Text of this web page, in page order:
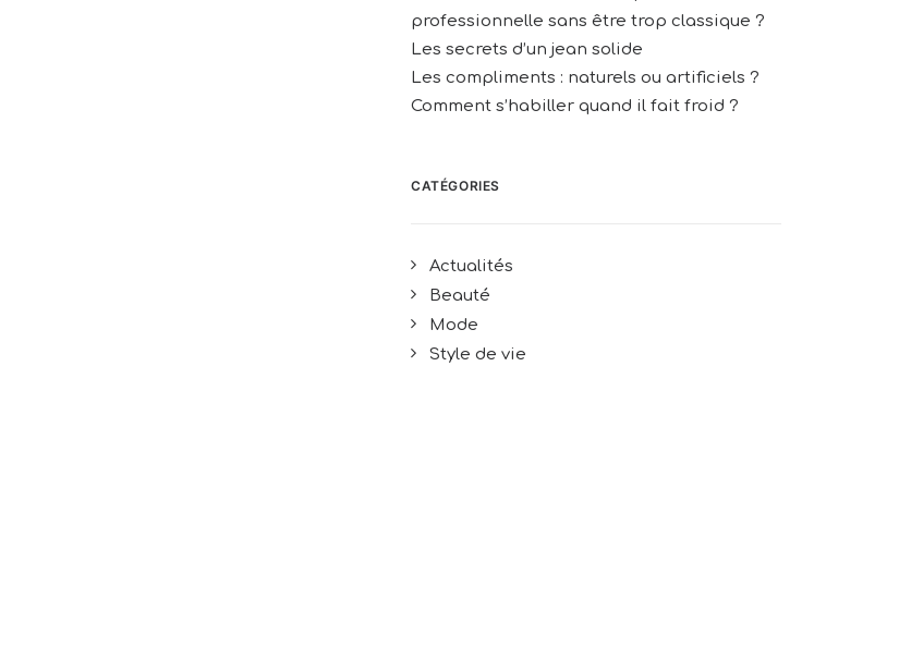
professionnelle sans être trop classique ?
Les secrets d’un jean solide
Les compliments : naturels ou artificiels ?
Comment s’habiller quand il fait froid ?
CATÉGORIES
Actualités
Beauté
Mode
Style de vie